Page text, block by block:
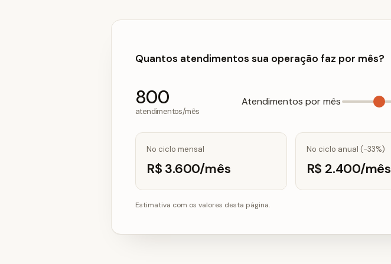
Quantos atendimentos sua operação faz por mês?
800
atendimentos/mês
Atendimentos por mês
No ciclo mensal
R$ 3.600/mês
No ciclo anual (-33%)
R$ 2.400/mês
Estimativa com os valores desta página.